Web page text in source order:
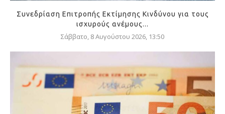
Συνεδρίαση Επιτροπής Εκτίμησης Κινδύνου για τους
ισχυρούς ανέμους...
Σάββατο, 8 Αυγούστου 2026, 13:50